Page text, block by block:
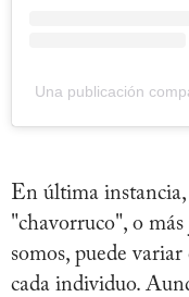
Una publicación
En última instancia,
"chavorruco", o
somos, puede
cada individuo.